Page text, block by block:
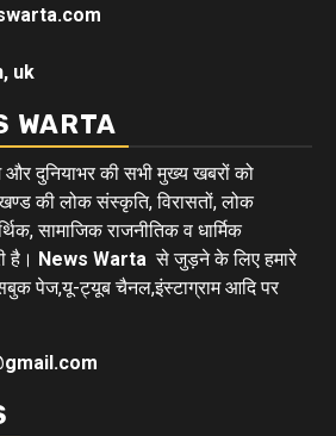
uk
WARTA
और दुनियाभर की सभी मुख्य खबरों को
की लोक संस्कृति, विरासतों, लोक
सामाजिक राजनीतिक व धार्मिक
है। News Warta से जुड़ने के लिए हमारे
पेज,यू-ट्यूब चैनल,इंस्टाग्राम आदि पर